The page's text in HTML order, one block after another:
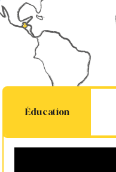
Éducation